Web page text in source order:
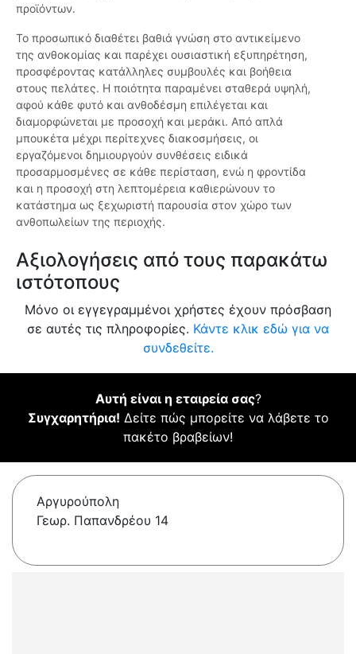
προϊόντων.
Το προσωπικό διαθέτει βαθιά γνώση στο αντικείμενο
της ανθοκομίας και παρέχει ουσιαστική εξυπηρέτηση,
προσφέροντας κατάλληλες συμβουλές και βοήθεια
στους πελάτες. Η ποιότητα παραμένει σταθερά υψηλή,
αφού κάθε φυτό και ανθοδέσμη επιλέγεται και
διαμορφώνεται με προσοχή και μεράκι. Από απλά
μπουκέτα μέχρι περίτεχνες διακοσμήσεις, οι
εργαζόμενοι δημιουργούν συνθέσεις ειδικά
προσαρμοσμένες σε κάθε περίσταση, ενώ η φροντίδα
και η προσοχή στη λεπτομέρεια καθιερώνουν το
κατάστημα ως ξεχωριστή παρουσία στον χώρο των
ανθοπωλείων της περιοχής.
Αξιολογήσεις από τους παρακάτω
ιστότοπους
Μόνο οι εγγεγραμμένοι χρήστες έχουν πρόσβαση
σε αυτές τις πληροφορίες. Κάντε κλικ εδώ για να
συνδεθείτε.
Αυτή είναι η εταιρεία σας?
Συγχαρητήρια! Δείτε πώς μπορείτε να λάβετε το
πακέτο βραβείων!
Αργυρούπολη
Γεωρ. Παπανδρέου 14